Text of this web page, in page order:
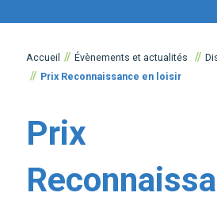
Accueil Évènements et actualités
Prix Reconnaissance en loisir
Prix